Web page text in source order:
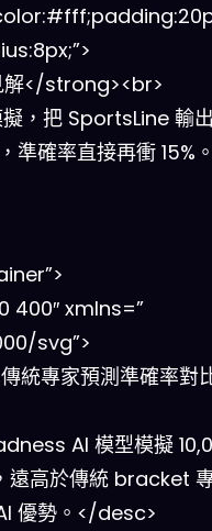
</strong><br>
，把 SportsLine 輸
準確率直接再衝 15%
400″ xmlns=”
svg”>
統專家預測準確率對
AI 模型模擬
遠高於傳統 bracket
優勢。</desc>